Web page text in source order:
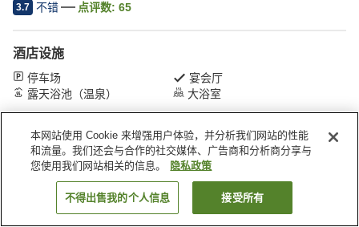
3.7 不错 点评数: 65
酒店设施
停车场
宴会厅
露天浴池（温泉）
大浴室
首页 日本 神奈川县 箱根町 箱根汤本大平台温泉满天之星
搜索客房
本网站使用 Cookie 来增强用户体验，并分析我们网站的性能
和流量。我们还会与合作的社交媒体、广告商和分析商分享与
您使用我们网站相关的信息。
隐私政策
不得出售我的个人信息 接受所有